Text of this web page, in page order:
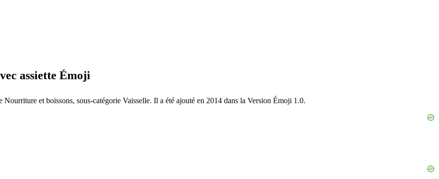
assiette Émoji
et boissons, sous-catégorie Vaisselle. Il a été ajouté en 2014 dans la Version Émoji 1.0.